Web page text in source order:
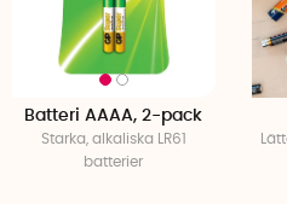
Batteri AAAA, 2-pack
Starka, alkaliska LR61
batterier